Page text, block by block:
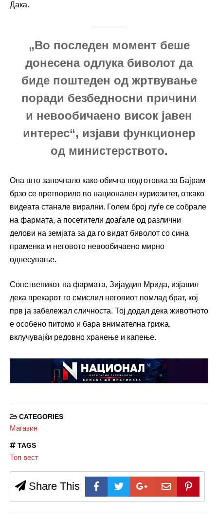
Дака.
„Во последен момент беше
донесена одлука биволот да
биде поштеден од жртвување
поради безбедносни причини
и невообичаено висок јавен
интерес“, изјави функционер
од министерството.
Она што започнало како обична подготовка за Бајрам
брзо се претворило во национален куриозитет, откако
видеата станале вирални. Голем број луѓе се собрале
на фармата, а посетители доаѓале од различни
делови на земјата за да го видат биволот со сина
праменка и неговото невообичаено мирно
однесување.
Сопственикот на фармата, Зијаудин Мрида, изјавил
дека прекарот го смислил неговиот помлад брат, кој
прв ја забележал сличноста. Тој додал дека животното
е особено питомо и бара внимателна грижа,
вклучувајќи редовно хранење и капење.
CATEGORIES
Магазин
TAGS
Топ вест
Share This